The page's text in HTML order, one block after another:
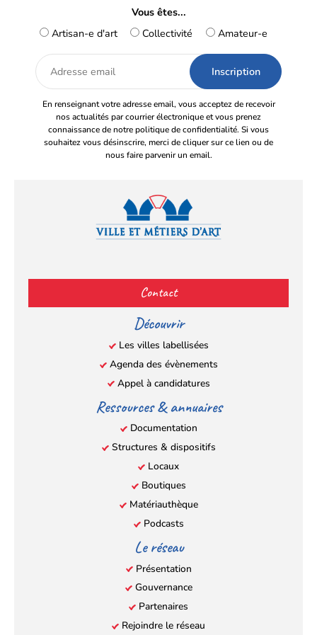
Vous êtes...
Artisan-e d'art
Collectivité Amateur-e
Adresse
email
En renseignant votre adresse email, vous acceptez de recevoir
nos actualités par courrier électronique et vous prenez
connaissance de notre politique de confidentialité. Si vous
souhaitez vous désinscrire, merci de cliquer sur ce lien ou de
nous faire parvenir un email.
(s’ouvre
dans
nouvel
onglet)
(s’ouvre
dans
nouvel
onglet)
(s’ouvre
dans
nouvel
onglet)
(s’ouvre
nouvel
onglet)
Contact
Découvrir
Les villes labellisées
Agenda des évènements
Appel à candidatures
Ressources & annuaires
Documentation
Structures & dispositifs
Locaux
Boutiques
Matériauthèque
Podcasts
Le réseau
Présentation
Gouvernance
Partenaires
Rejoindre le réseau